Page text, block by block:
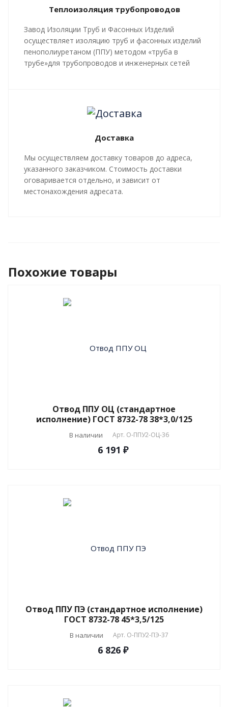
Теплоизоляция трубопроводов
Завод Изоляции Труб и Фасонных Изделий
осуществляет изоляцию труб и фасонных изделий
пенополиуретаном (ППУ) методом «труба в
трубе»для трубопроводов и инженерных сетей
Все работы, производящиеся в рамках
мероприятий по изоляции труб и трубопроводной
и СТ 4937-001-18929664-04.
Доставка
Мы осуществляем доставку товаров до адреса,
указанного заказчиком. Стоимость доставки
оговаривается отдельно, и зависит от
местонахождения адресата.
Похожие товары
Отвод ППУ ОЦ (стандартное
исполнение) ГОСТ 8732-78 38*3,0/125
В наличии Арт. О-ППУ2-ОЦ-36
6 191 ₽
Отвод ППУ ПЭ (стандартное исполнение)
ГОСТ 8732-78 45*3,5/125
В наличии Арт. О-ППУ2-ПЭ-37
6 826 ₽